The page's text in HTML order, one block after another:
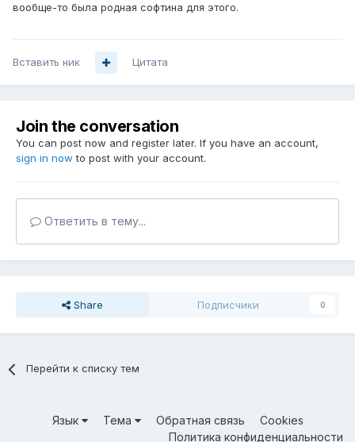
вообще-то была родная софтина для этого.
Вставить ник Цитата
Join the conversation
You can post now and register later. If you have an account,
sign in now to post with your account.
Ответить в тему...
Share Подписчики 0
Перейти к списку тем
Язык Тема Обратная связь
Cookies
Политика конфиденциальности